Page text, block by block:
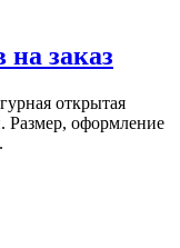
на заказ
открытая
Размер, оформление